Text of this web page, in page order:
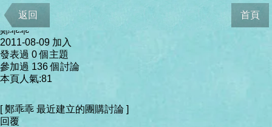
返回 首頁
會員資料
鄭乖乖
2011-08-09 加入
發表過 0 個主題
參加過 136 個討論
本頁人氣:81
[ 鄭乖乖 最近建立的團購討論 ]
回覆